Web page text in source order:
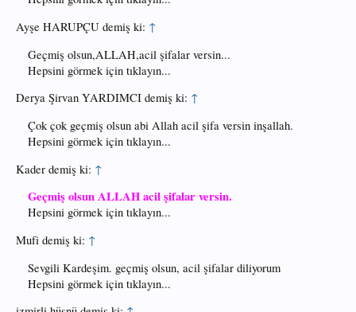
Ayşe HARUPÇU demiş ki: ↑
Geçmiş olsun,ALLAH,acil şifalar versin...
Hepsini görmek için tıklayın...
Derya Şirvan YARDIMCI demiş ki: ↑
Çok çok geçmiş olsun abi Allah acil şifa versin inşallah.
Hepsini görmek için tıklayın...
Kader demiş ki: ↑
Geçmiş olsun ALLAH acil şifalar versin.
Hepsini görmek için tıklayın...
Mufi demiş ki: ↑
Sevgili Kardeşim. geçmiş olsun, acil şifalar diliyorum
Hepsini görmek için tıklayın...